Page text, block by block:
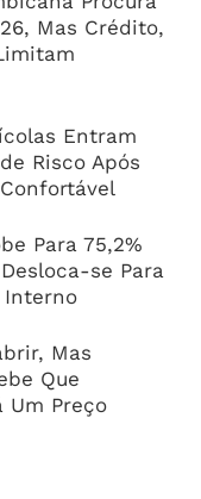
Mas Crédito,
Entram
Risco Após
Para 75,2%
se Para
Interno
Mas
Que
Um Preço